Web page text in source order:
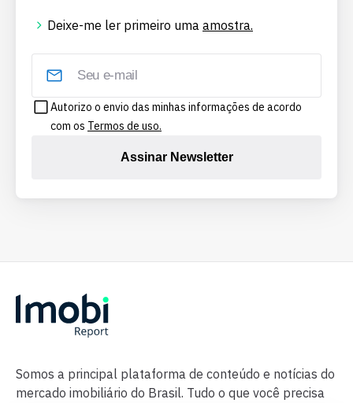
Deixe-me ler primeiro uma amostra.
Autorizo o envio das minhas informações de acordo
com os Termos de uso.
Assinar Newsletter
Somos a principal plataforma de conteúdo e notícias do
mercado imobiliário do Brasil. Tudo o que você precisa